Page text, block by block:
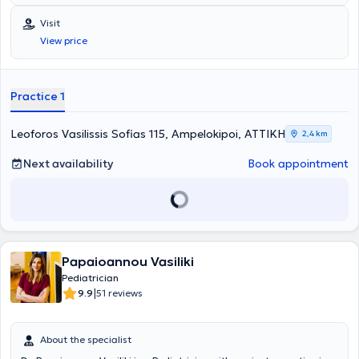
Visit
View price
Practice 1
Leoforos Vasilissis Sofias 115, Ampelokipoi, ΑΤΤΙΚΗ 2,4 km
Next availability Book appointment
Papaioannou Vasiliki
Pediatrician
9.9|51 reviews
About the specialist